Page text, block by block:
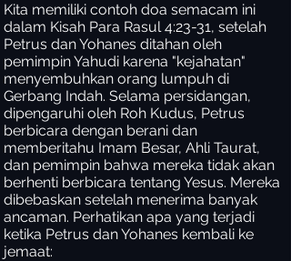
Kita memiliki contoh doa semacam ini
dalam Kisah Para Rasul 4:23-31, setelah
Petrus dan Yohanes ditahan oleh
pemimpin Yahudi karena "kejahatan"
menyembuhkan orang lumpuh di
Gerbang Indah. Selama persidangan,
dipengaruhi oleh Roh Kudus, Petrus
berbicara dengan berani dan
memberitahu Imam Besar, Ahli Taurat,
dan pemimpin bahwa mereka tidak akan
berhenti berbicara tentang Yesus. Mereka
dibebaskan setelah menerima banyak
ancaman. Perhatikan apa yang terjadi
ketika Petrus dan Yohanes kembali ke
jemaat: